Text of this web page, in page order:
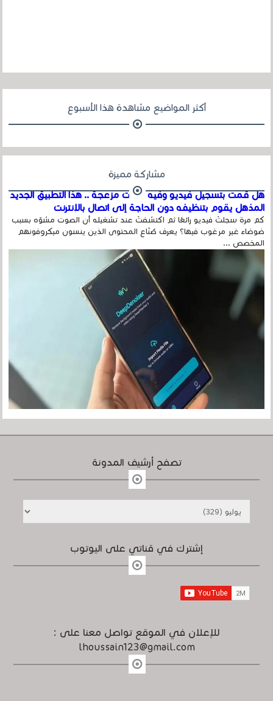
أكثر المواضيع مشاهدة هذا الأسبوع
مشاركة مميزة
هل قمت بتسجيل فيديو وفيه أصوت مزعجة .. هذا التطبيق الجديد
المذهل يقوم بتنظيفه دون الحاجة إلى اتصال بالإنترنت
كم مرة سجلتَ فيديو رائعًا ثم اكتشفتَ عند تشغيله أن الصوت مشوّه بسبب
ضوضاء غير مرغوب فيها؟ يعرف صُنّاع المحتوى الذين ينسون ميكروفونهم
المخصص ...
تصفح أرشيف المدونة
إشترك في قناتي على اليوتوب
للإعلان في الموقع تواصل معنا على :
lhoussain123@gmail.com